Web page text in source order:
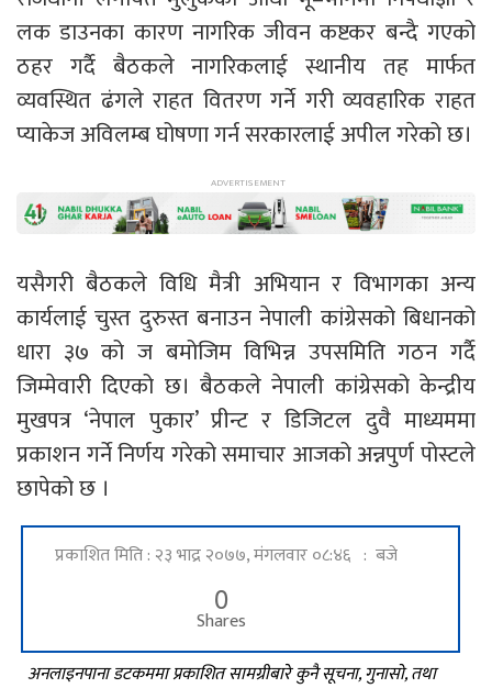
लक डाउनका कारण नागरिक जीवन कष्टकर बन्दै गएको
ठहर गर्दै बैठकले नागरिकलाई स्थानीय तह मार्फत
व्यवस्थित ढंगले राहत वितरण गर्ने गरी व्यवहारिक राहत
प्याकेज अविलम्ब घोषणा गर्न सरकारलाई अपील गरेको छ।
यसैगरी बैठकले विधि मैत्री अभियान र विभागका अन्य
कार्यलाई चुस्त दुरुस्त बनाउन नेपाली कांग्रेसको बिधानको
धारा ३७ को ज बमोजिम विभिन्न उपसमिति गठन गर्दै
जिम्मेवारी दिएको छ। बैठकले नेपाली कांग्रेसको केन्द्रीय
मुखपत्र ‘नेपाल पुकार’ प्रीन्ट र डिजिटल दुवै माध्यममा
प्रकाशन गर्ने निर्णय गरेको समाचार आजको अन्नपुर्ण पोस्टले
छापेको छ ।
प्रकाशित मिति : २३ भाद्र २०७७, मंगलवार ०८:४६ : बजे
0
Shares
अनलाइनपाना डटकममा प्रकाशित सामग्रीबारे कुनै सूचना, गुनासो, तथा